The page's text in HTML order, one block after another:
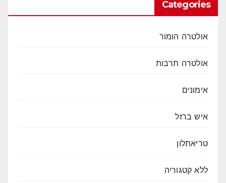
Categories
אולטרה הומור
אולטרה תרבות
אימונים
איש ברזל
טריאתלון
ללא קטגוריה